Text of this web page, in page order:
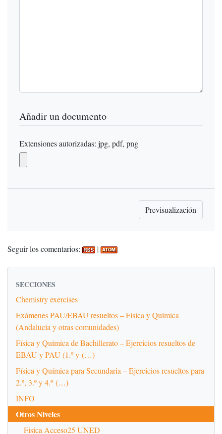
Añadir un documento
Extensiones autorizadas: jpg, pdf, png
Seguir los comentarios: |
SECCIONES
Chemistry exercises
Exámenes PAU/EBAU resueltos – Física y Química
(Andalucía y otras comunidades)
Física y Química de Bachillerato – Ejercicios resueltos de
EBAU y PAU (1.º y (…)
Física y Química para Secundaria – Ejercicios resueltos para
2.º, 3.º y 4.º (…)
INFO
Otros Niveles
Fisica Acceso25 UNED